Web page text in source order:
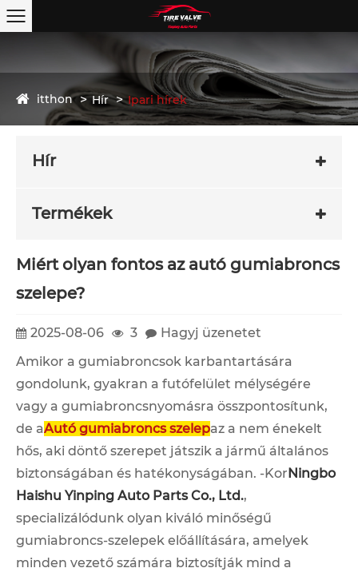
itthon Hír Ipari hírek
Hír
Termékek
Miért olyan fontos az autó gumiabroncs
szelepe?
2025-08-06 3
Hagyj üzenetet
Amikor a gumiabroncsok karbantartására
gondolunk, gyakran a futófelület mélységére
vagy a gumiabroncsnyomásra összpontosítunk,
de aAutó gumiabroncs szelepaz a nem énekelt
hős, aki döntő szerepet játszik a jármű általános
biztonságában és hatékonyságában. -KorNingbo
Haishu Yinping Auto Parts Co., Ltd.,
specializálódunk olyan kiváló minőségű
gumiabroncs-szelepek előállítására, amelyek
minden vezető számára biztosítják mind a